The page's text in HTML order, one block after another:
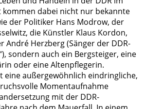
kommen dabei nicht nur bekannte
der Politiker Hans Modrow, der
die Künstler Klaus Kordon,
André Herzberg (Sänger der DDR-
sondern auch ein Bergsteiger, eine
oder eine Altenpflegerin.
eine außergewöhnlich eindringliche,
Momentaufnahme
mit der DDR-